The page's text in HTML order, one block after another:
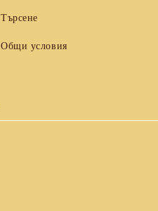
Търсене
Общи условия